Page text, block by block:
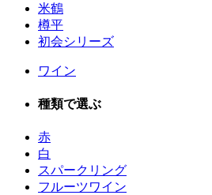
米鶴
樽平
初会シリーズ
ワイン
種類で選ぶ
赤
白
スパークリング
フルーツワイン